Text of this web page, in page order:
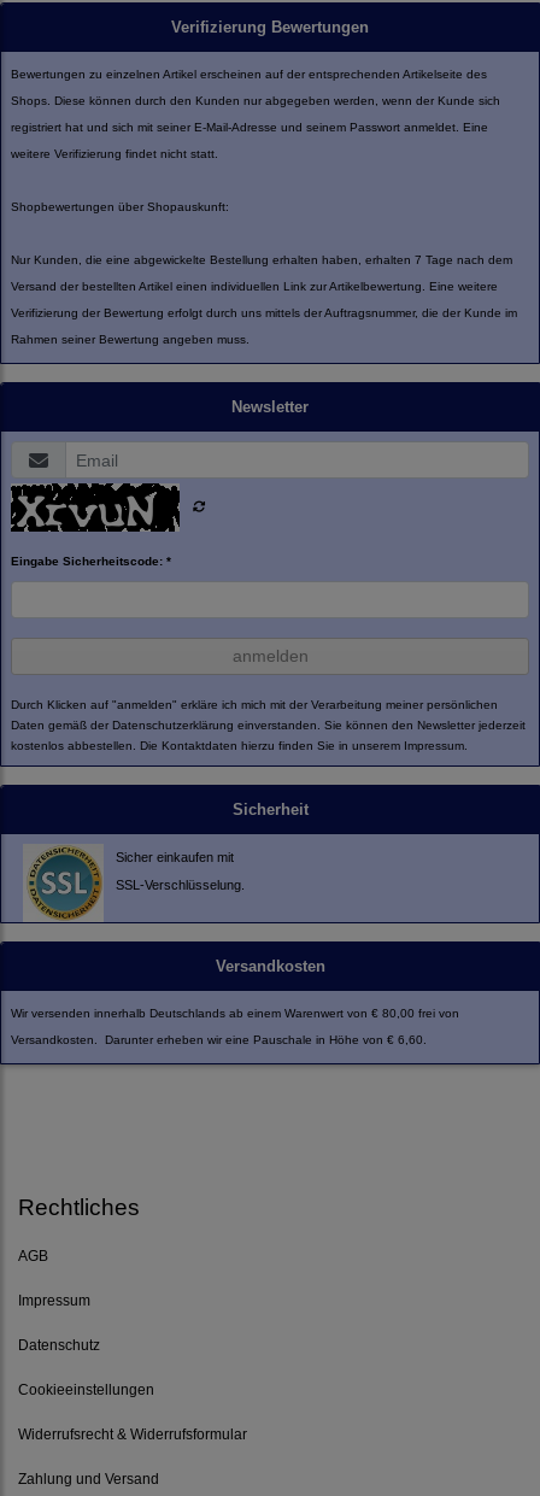
Verifizierung Bewertungen
Bewertungen zu einzelnen Artikel erscheinen auf der entsprechenden Artikelseite des
Shops. Diese können durch den Kunden nur abgegeben werden, wenn der Kunde sich
registriert hat und sich mit seiner E-Mail-Adresse und seinem Passwort anmeldet. Eine
weitere Verifizierung findet nicht statt.
Shopbewertungen über Shopauskunft:
Nur Kunden, die eine abgewickelte Bestellung erhalten haben, erhalten 7 Tage nach dem
Versand der bestellten Artikel einen individuellen Link zur Artikelbewertung. Eine weitere
Verifizierung der Bewertung erfolgt durch uns mittels der Auftragsnummer, die der Kunde im
Rahmen seiner Bewertung angeben muss.
Newsletter
Eingabe Sicherheitscode: *
anmelden
Durch Klicken auf "anmelden" erkläre ich mich mit der Verarbeitung meiner persönlichen
Daten gemäß der Datenschutzerklärung einverstanden. Sie können den Newsletter jederzeit
kostenlos abbestellen. Die Kontaktdaten hierzu finden Sie in unserem Impressum.
Sicherheit
Sicher einkaufen mit
SSL-Verschlüsselung.
Versandkosten
Wir versenden innerhalb Deutschlands ab einem Warenwert von € 80,00 frei von
Versandkosten. Darunter erheben wir eine Pauschale in Höhe von € 6,60.
Rechtliches
AGB
Impressum
Datenschutz
Cookieeinstellungen
Widerrufsrecht & Widerrufsformular
Zahlung und Versand